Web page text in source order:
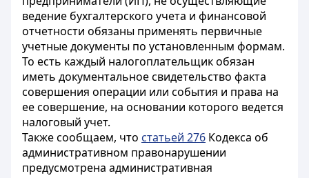
ведение бухгалтерского учета и финансовой
отчетности обязаны применять первичные
учетные документы по установленным формам.
То есть каждый налогоплательщик обязан
иметь документальное свидетельство факта
совершения операции или события и права на
ее совершение, на основании которого ведется
налоговый учет.
Также сообщаем, что статьей 276 Кодекса об
административном правонарушении
предусмотрена административная